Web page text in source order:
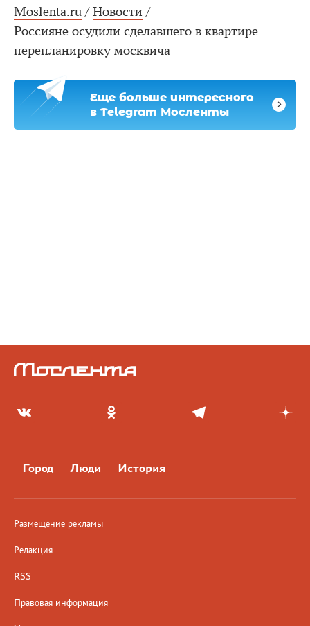
Moslenta.ru / Новости /
Россияне осудили сделавшего в квартире
перепланировку москвича
Еще больше интересного
в Telegram Мосленты
Город Люди История
Размещение рекламы
Редакция
RSS
Правовая информация